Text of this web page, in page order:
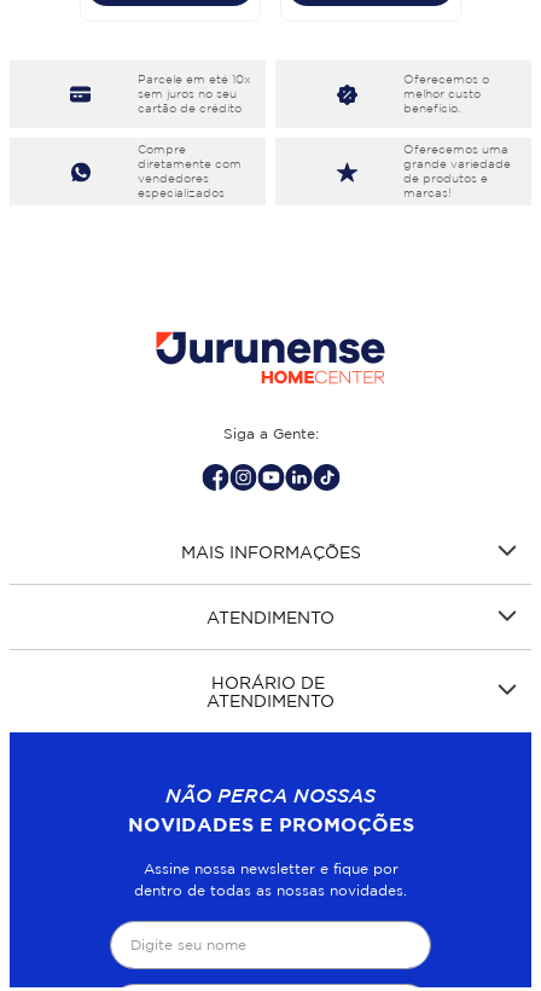
Parcele em eté 10x
sem juros no seu
cartão de crédito
Oferecemos o
melhor custo
benefício.
Compre
diretamente com
vendedores
especializados
Oferecemos uma
grande variedade
de produtos e
marcas!
Siga a Gente:
MAIS INFORMAÇÕES
ATENDIMENTO
HORÁRIO DE
ATENDIMENTO
NÃO PERCA NOSSAS
NOVIDADES E PROMOÇÕES
Assine nossa newsletter e fique por
dentro de todas as nossas novidades.